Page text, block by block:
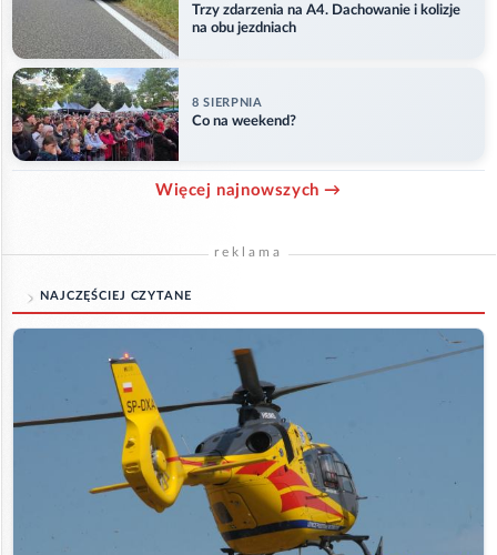
Trzy zdarzenia na A4. Dachowanie i kolizje
na obu jezdniach
8 SIERPNIA
Co na weekend?
Więcej najnowszych →
reklama
NAJCZĘŚCIEJ CZYTANE